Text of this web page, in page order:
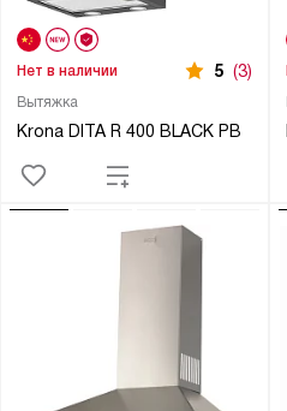
Вытяжка
Krona DITA R 400 BLACK PB
Нет в наличии 5 (3)